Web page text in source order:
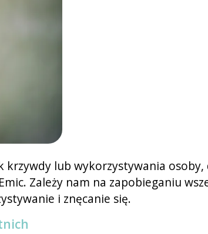
lub wykorzystywania
Zależy nam na zapobieganiu
i znęcanie się.